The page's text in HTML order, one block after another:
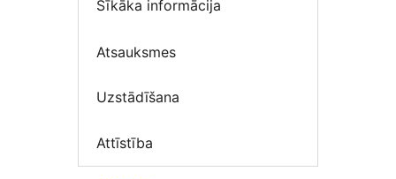
Sīkāka informācija
Atsauksmes
Uzstādīšana
Attīstība